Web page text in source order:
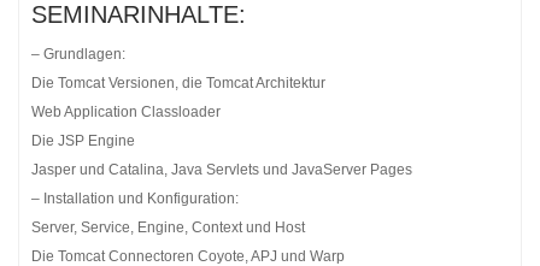
SEMINARINHALTE:
– Grundlagen:
Die Tomcat Versionen, die Tomcat Architektur
Web Application Classloader
Die JSP Engine
Jasper und Catalina, Java Servlets und JavaServer Pages
– Installation und Konfiguration:
Server, Service, Engine, Context und Host
Die Tomcat Connectoren Coyote, APJ und Warp